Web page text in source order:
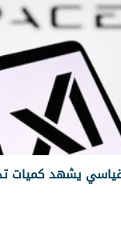
يشهد كميات